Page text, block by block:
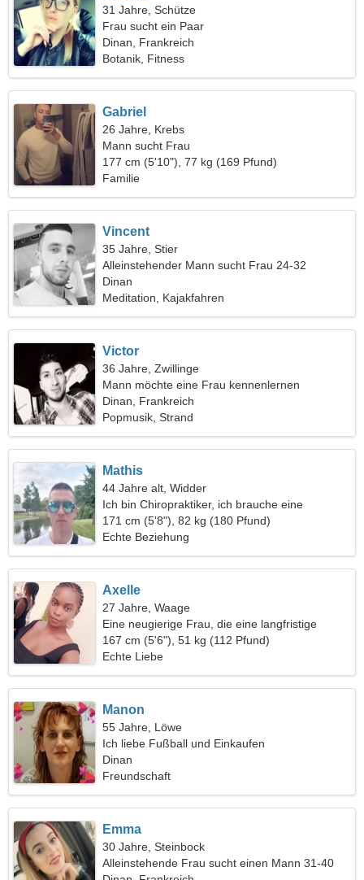
31 Jahre, Schütze
Frau sucht ein Paar
Dinan, Frankreich
Botanik, Fitness
Gabriel
26 Jahre, Krebs
Mann sucht Frau
177 cm (5'10"), 77 kg (169 Pfund)
Familie
Vincent
35 Jahre, Stier
Alleinstehender Mann sucht Frau 24-32
Dinan
Meditation, Kajakfahren
Victor
36 Jahre, Zwillinge
Mann möchte eine Frau kennenlernen
Dinan, Frankreich
Popmusik, Strand
Mathis
44 Jahre alt, Widder
Ich bin Chiropraktiker, ich brauche eine
wunderschöne Frau
171 cm (5'8"), 82 kg (180 Pfund)
Echte Beziehung
Axelle
27 Jahre, Waage
Eine neugierige Frau, die eine langfristige
Beziehung sucht
167 cm (5'6"), 51 kg (112 Pfund)
Echte Liebe
Manon
55 Jahre, Löwe
Ich liebe Fußball und Einkaufen
Dinan
Freundschaft
Emma
30 Jahre, Steinbock
Alleinstehende Frau sucht einen Mann 31-40